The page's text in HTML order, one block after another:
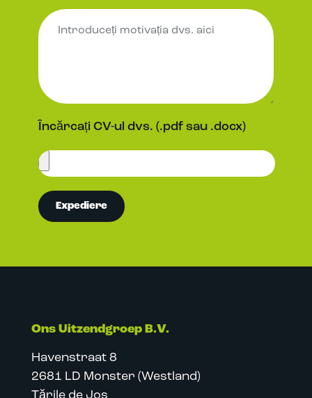
Încărcați CV-ul dvs. (.pdf sau .docx)
Expediere
Ons Uitzendgroep B.V.
Havenstraat 8
2681 LD Monster (Westland)